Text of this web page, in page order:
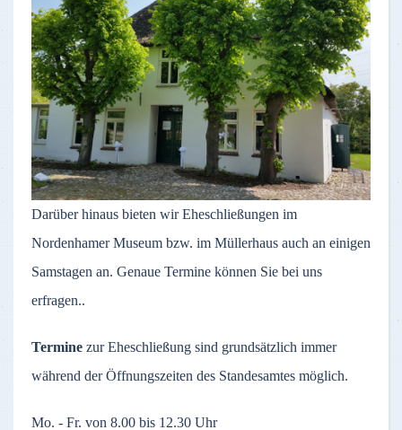
Darüber hinaus bieten wir Eheschließungen im
Nordenhamer Museum bzw. im Müllerhaus auch an einigen
Samstagen an. Genaue Termine können Sie bei uns
erfragen..
Termine zur Eheschließung sind grundsätzlich immer
während der Öffnungszeiten des Standesamtes möglich.
Mo. - Fr. von 8.00 bis 12.30 Uhr